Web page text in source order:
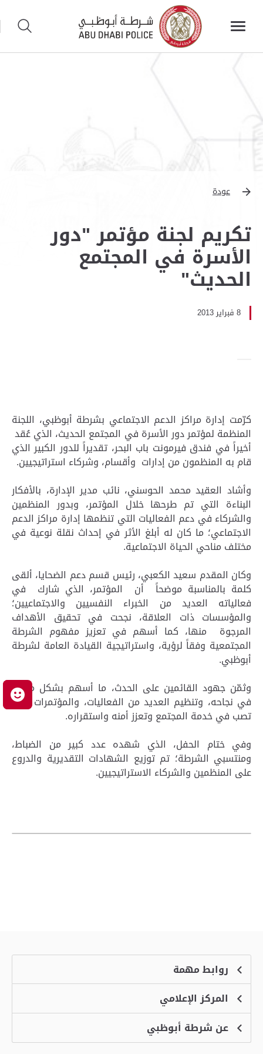
عودة
تكريم لجنة مؤتمر "دور
الأسرة في المجتمع
الحديث"
8 فبراير 2013
كرّمت إدارة مراكز الدعم الاجتماعي بشرطة أبوظبي، اللجنة
المنظمة لمؤتمر دور الأسرة في المجتمع الحديث، الذي عُقد
أخيراً في فندق فيرمونت باب البحر، تقديراً للدور الكبير الذي
قام به المنظمون من إدارات وأقسام، وشركاء استراتيجيين.
وأشاد العقيد محمد الحوسني، نائب مدير الإدارة، بالأفكار
البناءة التي تم طرحها خلال المؤتمر، وبدور المنظمين
والشركاء في دعم الفعاليات التي تنظمها إدارة مراكز الدعم
الاجتماعي؛ ما كان له أبلغ الأثر في إحداث نقلة نوعية في
مختلف مناحي الحياة الاجتماعية.
وكان المقدم سعيد الكعبي، رئيس قسم دعم الضحايا، ألقى
كلمة بالمناسبة موضحاً أن المؤتمر، الذي شارك في
فعالياته العديد من الخبراء النفسيين والاجتماعيين؛
والمؤسسات ذات العلاقة، نجحت في تحقيق الأهداف
المرجوة منها، كما أسهم في تعزيز مفهوم الشرطة
المجتمعية وفقاً لرؤية، واستراتيجية القيادة العامة لشرطة
أبوظبي.
وثمّن جهود القائمين على الحدث، ما أسهم بشكل مباشر
في نجاحه، وتنظيم العديد من الفعاليات، والمؤتمرات التي
تصب في خدمة المجتمع وتعزز أمنه واستقراره.
وفي ختام الحفل، الذي شهده عدد كبير من الضباط،
ومنتسبي الشرطة؛ تم توزيع الشهادات التقديرية والدروع
على المنظمين والشركاء الاستراتيجيين.
روابط مهمة
الشكاوى
منصة التوظيف الذكية
الاسئلة الشائعة
المركز الإعلامي
الأخبارعن شرطة أبوظبي